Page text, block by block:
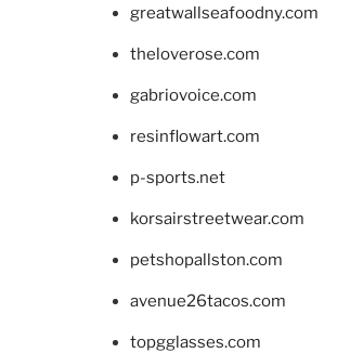
greatwallseafoodny.com
theloverose.com
gabriovoice.com
resinflowart.com
p-sports.net
korsairstreetwear.com
petshopallston.com
avenue26tacos.com
topgglasses.com